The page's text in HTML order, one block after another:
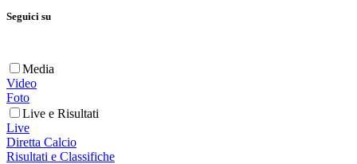
Seguici su
Media
Video
Foto
Live e Risultati
Live
Diretta Calcio
Risultati e Classifiche